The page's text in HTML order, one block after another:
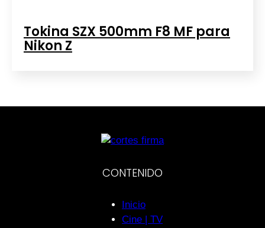
Tokina SZX 500mm F8 MF para
Nikon Z
CONTENIDO
Inicio
Cine | TV